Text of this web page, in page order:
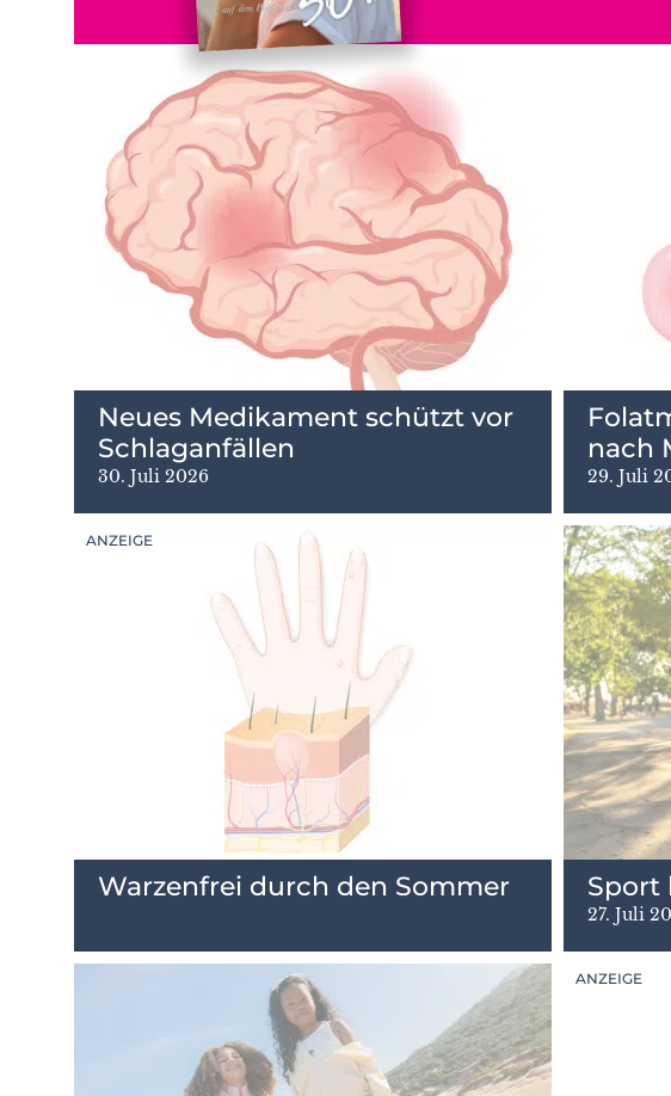
Neues Medikament schützt vor
Schlaganfällen
30. Juli 2026
nach
29. Juli
Warzenfrei durch den Sommer Sport
27. Juli